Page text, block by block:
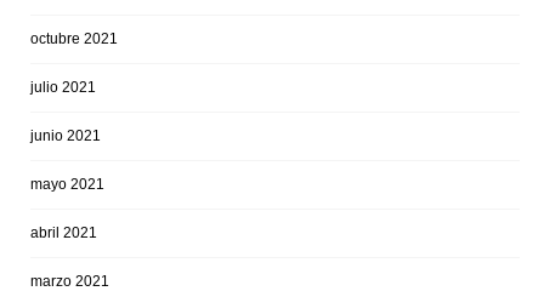
octubre 2021
julio 2021
junio 2021
mayo 2021
abril 2021
marzo 2021